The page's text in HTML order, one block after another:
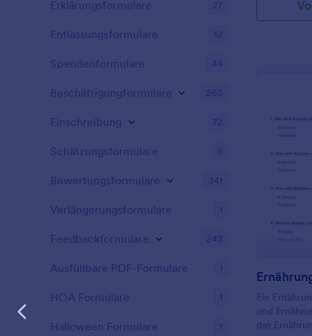
Ein
und
das
Erklärungsformulare 27
Entlassungsformulare 12
Spendenformulare 44
Beschäftigungformulare 263
Einschreibung 72
Schätzungsformulare 6
Bewertungsformulare 341
Verlängerungsformulare 1
Feedbackformulare 243
Ausfüllbare PDF-Formulare 1
HOA Formulare 1
Halloween Formulare 1